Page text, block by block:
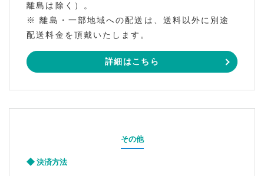
離島は除く）。
※ 離島・一部地域への配送は、送料以外に別途
配送料金を頂戴いたします。
詳細はこちら
その他
決済方法